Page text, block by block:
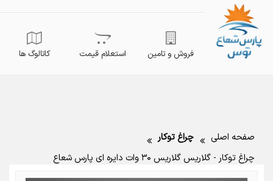
فروش و تامین استعلام قیمت کاتالوگ ها
صفحه اصلی
چراغ توکار
چراغ توکار - گلاریس گلاریس ۳۰ وات دایره ای پارس شعاع